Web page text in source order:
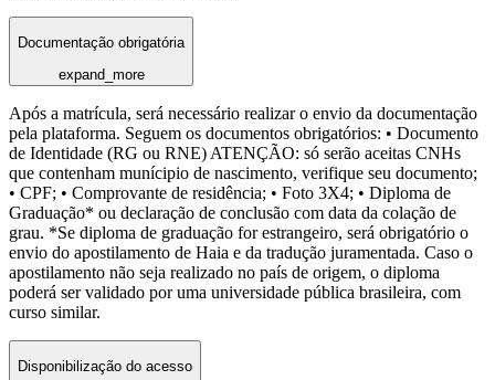
Documentação obrigatória
expand_more
Após a matrícula, será necessário realizar o envio da documentação
pela plataforma. Seguem os documentos obrigatórios: • Documento
de Identidade (RG ou RNE) ATENÇÃO: só serão aceitas CNHs
que contenham munícipio de nascimento, verifique seu documento;
• CPF; • Comprovante de residência; • Foto 3X4; • Diploma de
Graduação* ou declaração de conclusão com data da colação de
grau. *Se diploma de graduação for estrangeiro, será obrigatório o
envio do apostilamento de Haia e da tradução juramentada. Caso o
apostilamento não seja realizado no país de origem, o diploma
poderá ser validado por uma universidade pública brasileira, com
curso similar.
Disponibilização do acesso